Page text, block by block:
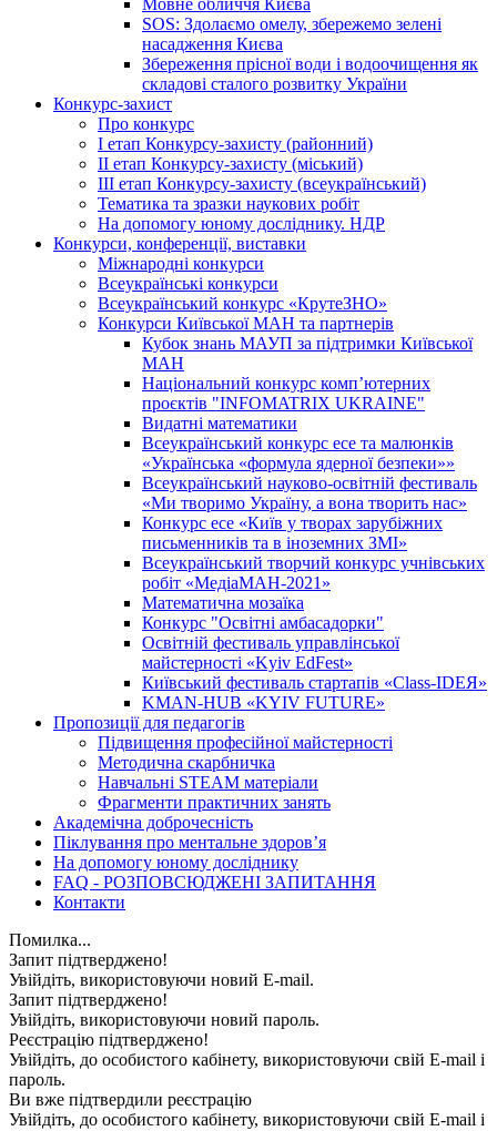
Мовне обличчя Києва
SOS: Здолаємо омелу, збережемо зелені
насадження Києва
Збереження прісної води і водоочищення як
складові сталого розвитку України
Конкурс-захист
Про конкурс
І етап Конкурсу-захисту (районний)
ІІ етап Конкурсу-захисту (міський)
ІІІ етап Конкурсу-захисту (всеукраїнський)
Тематика та зразки наукових робіт
На допомогу юному досліднику. НДР
Конкурси, конференції, виставки
Міжнародні конкурси
Всеукраїнські конкурси
Всеукраїнський конкурс «КрутеЗНО»
Конкурси Київської МАН та партнерів
Кубок знань МАУП за підтримки Київської
МАН
Національний конкурс комп’ютерних
проєктів "INFOMATRIX UKRAINE"
Видатні математики
Всеукраїнський конкурс есе та малюнків
«Українська «формула ядерної безпеки»»
Всеукраїнський науково-освітній фестиваль
«Ми творимо Україну, а вона творить нас»
Конкурс есе «Київ у творах зарубіжних
письменників та в іноземних ЗМІ»
Всеукраїнський творчий конкурс учнівських
робіт «МедіаМАН-2021»
Математична мозаїка
Конкурс "Освітні амбасадорки"
Освітній фестиваль управлінської
майстерності «Kyiv EdFest»
Київський фестиваль стартапів «Class-IDEЯ»
KMAN-HUB «KYIV FUTURE»
Пропозиції для педагогів
Підвищення професійної майстерності
Методична скарбничка
Навчальні STEAM матеріали
Фрагменти практичних занять
Академічна доброчесність
Піклування про ментальне здоровʼя
На допомогу юному досліднику
FAQ - РОЗПОВСЮДЖЕНІ ЗАПИТАННЯ
Контакти
Помилка...
Запит підтверджено!
Увійдіть, використовуючи новий E-mail.
Запит підтверджено!
Увійдіть, використовуючи новий пароль.
Реєстрацію підтверджено!
Увійдіть, до особистого кабінету, використовуючи свій E-mail і
пароль.
Ви вже підтвердили реєстрацію
Увійдіть, до особистого кабінету, використовуючи свій E-mail і